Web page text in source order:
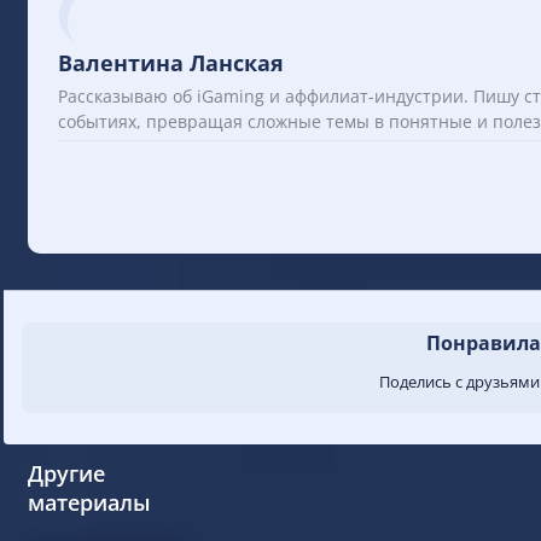
Валентина Ланская
Рассказываю об iGaming и аффилиат-индустрии. Пишу
событиях, превращая сложные темы в понятные и
Поделись с
Другие
материалы